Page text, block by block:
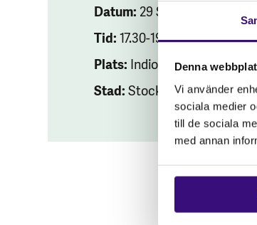
Denna
Vi använder
sociala medier
till de sociala
med annan
Datum: 29 SEP 2022
Tid:17.30-19.30
Plats: Indio Biograf,
Stad:Stockholm